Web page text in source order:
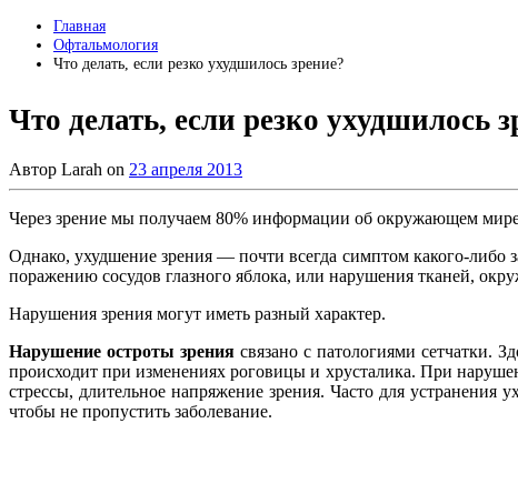
Главная
Офтальмология
Что делать, если резко ухудшилось зрение?
Что делать, если резко ухудшилось
Автор Larah on 23 апреля 2013
Через зрение мы получаем 80% информации об окружающем мире.
Однако, ухудшение зрения — почти всегда симптом какого-либо
поражению сосудов глазного яблока, или нарушения тканей,
Нарушения зрения могут иметь разный характер.
Нарушение остроты зрения связано с патологиями сетчатки.
происходит при изменениях роговицы и хрусталика. При
стрессы, длительное напряжение зрения. Часто для устранения
чтобы не пропустить заболевание.